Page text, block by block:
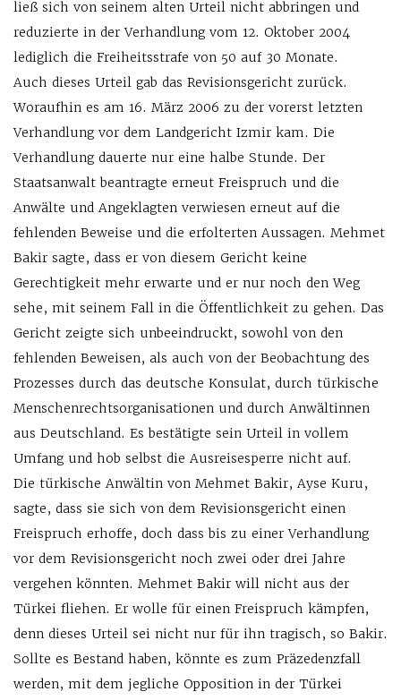
ließ sich von seinem alten Urteil nicht abbringen und
reduzierte in der Verhandlung vom 12. Oktober 2004
lediglich die Freiheitsstrafe von 50 auf 30 Monate.
Auch dieses Urteil gab das Revisionsgericht zurück.
Woraufhin es am 16. März 2006 zu der vorerst letzten
Verhandlung vor dem Landgericht Izmir kam. Die
Verhandlung dauerte nur eine halbe Stunde. Der
Staatsanwalt beantragte erneut Freispruch und die
Anwälte und Angeklagten verwiesen erneut auf die
fehlenden Beweise und die erfolterten Aussagen. Mehmet
Bakir sagte, dass er von diesem Gericht keine
Gerechtigkeit mehr erwarte und er nur noch den Weg
sehe, mit seinem Fall in die Öffentlichkeit zu gehen. Das
Gericht zeigte sich unbeeindruckt, sowohl von den
fehlenden Beweisen, als auch von der Beobachtung des
Prozesses durch das deutsche Konsulat, durch türkische
Menschenrechtsorganisationen und durch Anwältinnen
aus Deutschland. Es bestätigte sein Urteil in vollem
Umfang und hob selbst die Ausreisesperre nicht auf.
Die türkische Anwältin von Mehmet Bakir, Ayse Kuru,
sagte, dass sie sich von dem Revisionsgericht einen
Freispruch erhoffe, doch dass bis zu einer Verhandlung
vor dem Revisionsgericht noch zwei oder drei Jahre
vergehen könnten. Mehmet Bakir will nicht aus der
Türkei fliehen. Er wolle für einen Freispruch kämpfen,
denn dieses Urteil sei nicht nur für ihn tragisch, so Bakir.
Sollte es Bestand haben, könnte es zum Präzedenzfall
werden, mit dem jegliche Opposition in der Türkei